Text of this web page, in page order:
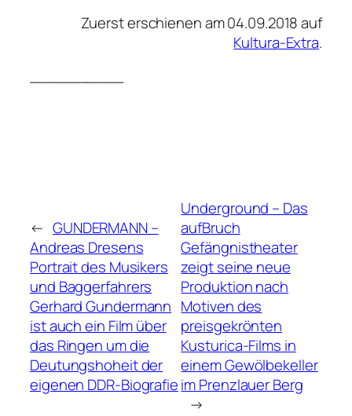
Zuerst erschienen am 04.09.2018 auf
Kultura-Extra.
__________
← GUNDERMANN –
Andreas Dresens
Portrait des Musikers
und Baggerfahrers
Gerhard Gundermann
ist auch ein Film über
das Ringen um die
Deutungshoheit der
eigenen DDR-Biografie
Underground – Das
aufBruch
Gefängnistheater
zeigt seine neue
Produktion nach
Motiven des
preisgekrönten
Kusturica-Films in
einem Gewölbekeller
im Prenzlauer Berg
→